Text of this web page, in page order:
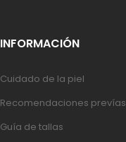
INFORMACIÓN
Cuidado de la piel
Recomendaciones prevías
Guía de tallas